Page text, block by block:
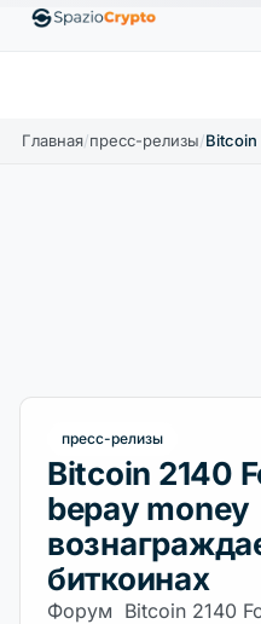
EthereumETH1 880,58 $
Главная/пресс-релизы/
пресс-релизы
Bitcoin 2140
bepay money
биткоинах
Форум Bitcoin 2140